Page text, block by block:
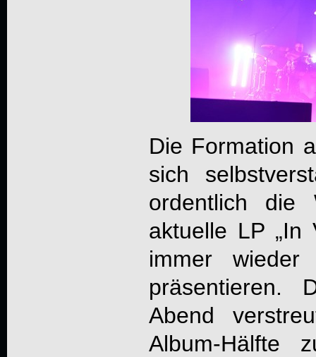
Die Formation
sich
ordentlich die
aktuelle LP „In
immer
präsentieren.
Abend
Album-Hälfte